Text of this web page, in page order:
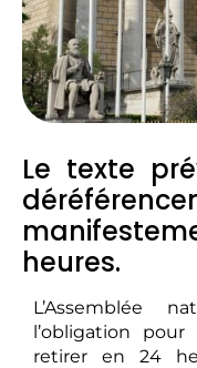
Le texte
heures.
L’Assemblée
l’obligation
retirer en 24